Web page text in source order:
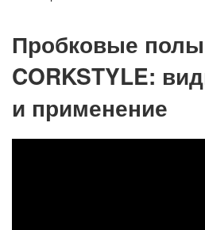
Пробковые полы
CORKSTYLE:
и применение